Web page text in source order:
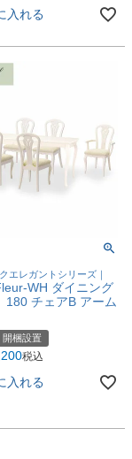
入れる
エレガントシリーズ｜
WH ダイニング
180 チェアB アーム
開梱設置
税込
入れる